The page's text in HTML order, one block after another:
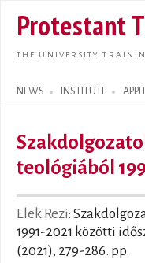
Protestant
THE UNIVERSITY
NEWS INSTITUTE
Search form
teológiából
Elek Rezi:
1991-2021 közötti
(2021), 279-286. pp.